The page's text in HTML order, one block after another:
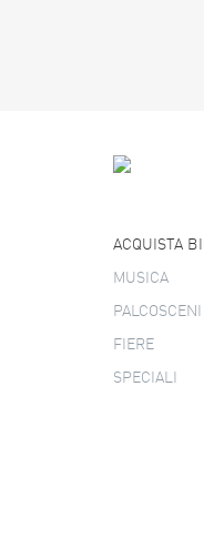
ACQUISTA
MUSICA
FIERE
SPECIALI